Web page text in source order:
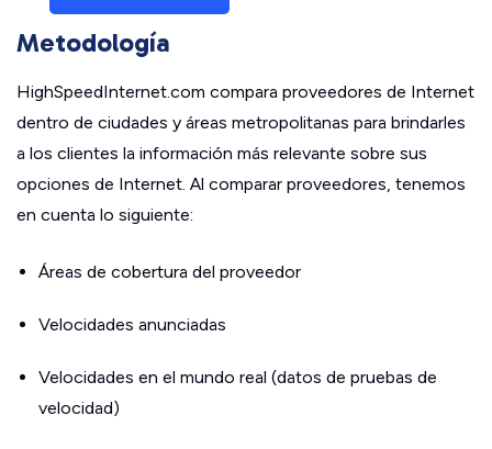
Metodología
HighSpeedInternet.com compara proveedores de Internet
dentro de ciudades y áreas metropolitanas para brindarles
a los clientes la información más relevante sobre sus
opciones de Internet. Al comparar proveedores, tenemos
en cuenta lo siguiente:
Áreas de cobertura del proveedor
Velocidades anunciadas
Velocidades en el mundo real (datos de pruebas de
velocidad)